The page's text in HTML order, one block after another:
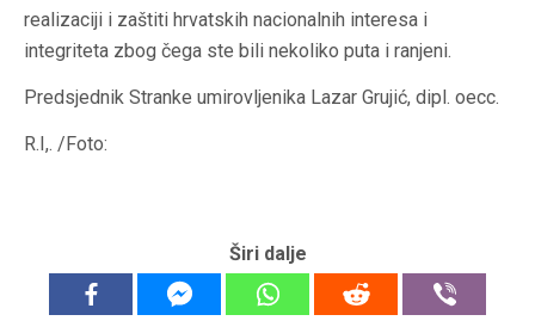
realizaciji i zaštiti hrvatskih nacionalnih interesa i
integriteta zbog čega ste bili nekoliko puta i ranjeni.
Predsjednik Stranke umirovljenika Lazar Grujić, dipl. oecc.
R.I,. /Foto:
Širi dalje